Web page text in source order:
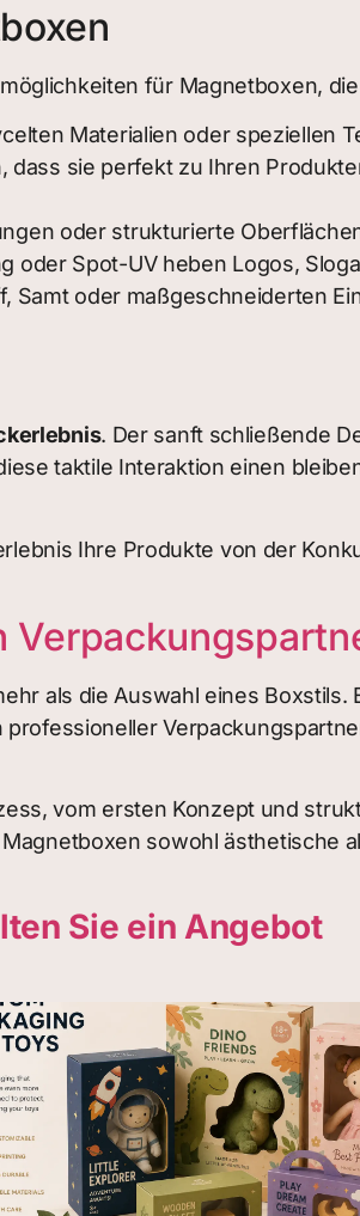
für Magnetboxen,
Materialien oder speziellen
sie perfekt zu Ihren
oder strukturierte
oder Spot-UV heben Logos,
Samt oder maßgeschneiderten
. Der sanft schließende
taktile Interaktion einen
Ihre Produkte von der
als die Auswahl eines
vom ersten Konzept und
sowohl ästhetische
Sie ein Angebot